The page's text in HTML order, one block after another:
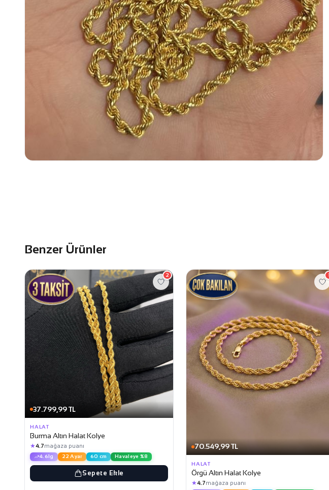
Benzer Ürünler
37.799,99 TL
2
HALAT
Burma Altın Halat Kolye
★4.7mağaza puanı
4.61g 22 Ayar 60 cm Havaleye %8
Sepete Ekle
70.549,99 TL
1
HALAT
Örgü Altın Halat Kolye
★4.7mağaza puanı